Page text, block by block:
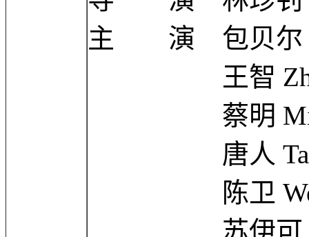
主 演 包贝尔
王智 Zhi
蔡明
唐人
陈卫 Wei